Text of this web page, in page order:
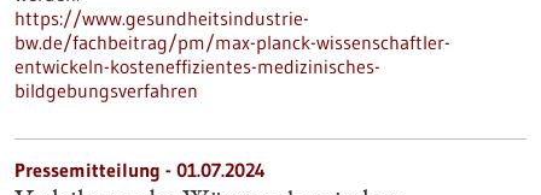
https://www.gesundheitsindustrie-
bw.de/fachbeitrag/pm/max-planck-wissenschaftler-
entwickeln-kosteneffizientes-medizinisches-
bildgebungsverfahren
Pressemitteilung - 01.07.2024